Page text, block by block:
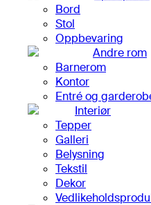
Bord
Stol
Oppbevaring
Andre rom
Barnerom
Kontor
Entré og
Interiør
Tepper
Galleri
Belysning
Tekstil
Dekor